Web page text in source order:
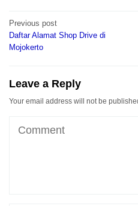
Post
navigation
Previous post
Daftar Alamat Shop Drive di
Mojokerto
Leave a Reply
Your email address will not be